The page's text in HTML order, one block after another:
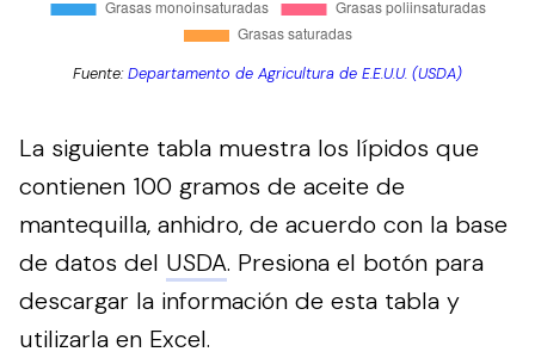
Fuente:Departamento de Agricultura de E.E.U.U. (USDA)
La siguiente tabla muestra los lípidos que
contienen 100 gramos de aceite de
mantequilla, anhidro, de acuerdo con la base
de datos del USDA. Presiona el botón para
descargar la información de esta tabla y
utilizarla en Excel.